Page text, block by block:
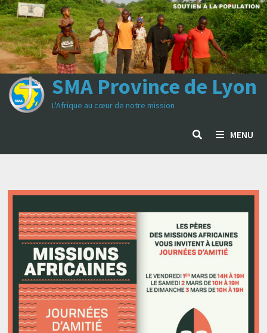
Passer
au
contenu
SMA Province de Lyon
L'Afrique au cœur de notre mission
MENU